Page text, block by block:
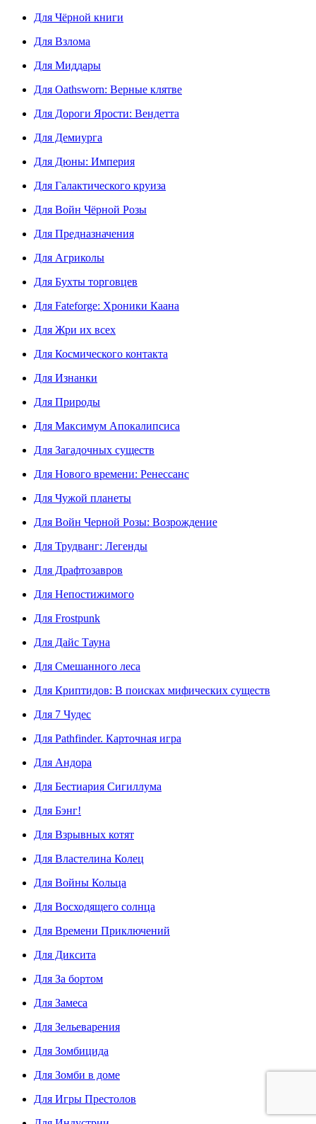
Для Чёрной книги
Для Взлома
Для Миддары
Для Oathsworn: Верные клятве
Для Дороги Ярости: Вендетта
Для Демиурга
Для Дюны: Империя
Для Галактического круиза
Для Войн Чёрной Розы
Для Предназначения
Для Агриколы
Для Бухты торговцев
Для Fateforge: Хроники Каана
Для Жри их всех
Для Космического контакта
Для Изнанки
Для Природы
Для Максимум Апокалипсиса
Для Загадочных существ
Для Нового времени: Ренессанс
Для Чужой планеты
Для Войн Черной Розы: Возрождение
Для Трудванг: Легенды
Для Драфтозавров
Для Непостижимого
Для Frostpunk
Для Дайс Тауна
Для Смешанного леса
Для Криптидов: В поисках мифических существ
Для 7 Чудес
Для Pathfinder. Карточная игра
Для Андора
Для Бестиария Сигиллума
Для Бэнг!
Для Взрывных котят
Для Властелина Колец
Для Войны Кольца
Для Восходящего солнца
Для Времени Приключений
Для Диксита
Для За бортом
Для Замеса
Для Зельеварения
Для Зомбицида
Для Зомби в доме
Для Игры Престолов